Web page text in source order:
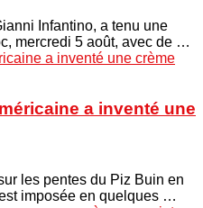
Infantino, a tenu une
mercredi 5 août, avec de …
a inventé une
les pentes du Piz Buin en
imposée en quelques …